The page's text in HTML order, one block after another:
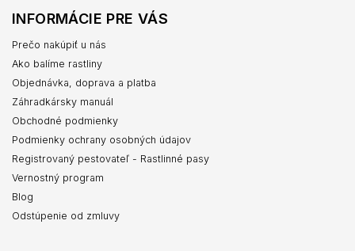
INFORMÁCIE PRE VÁS
Prečo nakúpiť u nás
Ako balíme rastliny
Objednávka, doprava a platba
Záhradkársky manuál
Obchodné podmienky
Podmienky ochrany osobných údajov
Registrovaný pestovateľ - Rastlinné pasy
Vernostný program
Blog
Odstúpenie od zmluvy